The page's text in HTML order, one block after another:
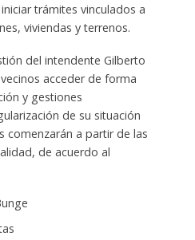
trámites vinculados a
viviendas y terrenos.
del intendente Gilberto
acceder de forma
y gestiones
de su situación
comenzarán a partir de las
de acuerdo al